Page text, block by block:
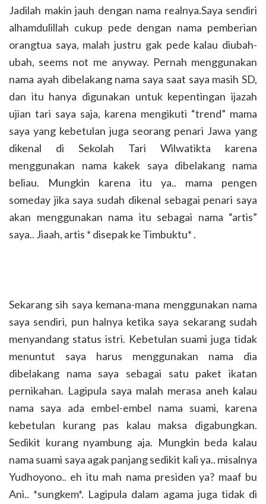
Jadilah makin jauh dengan nama realnya.Saya sendiri
alhamdulillah cukup pede dengan nama pemberian
orangtua saya, malah justru gak pede kalau diubah-
ubah, seems not me anyway. Pernah menggunakan
nama ayah dibelakang nama saya saat saya masih SD,
dan itu hanya digunakan untuk kepentingan ijazah
ujian tari saya saja, karena mengikuti “trend” mama
saya yang kebetulan juga seorang penari Jawa yang
dikenal di Sekolah Tari Wilwatikta karena
menggunakan nama kakek saya dibelakang nama
beliau. Mungkin karena itu ya.. mama pengen
someday jika saya sudah dikenal sebagai penari saya
akan menggunakan nama itu sebagai nama “artis”
saya.. Jiaah, artis * disepak ke Timbuktu* .
Sekarang sih saya kemana-mana menggunakan nama
saya sendiri, pun halnya ketika saya sekarang sudah
menyandang status istri. Kebetulan suami juga tidak
menuntut saya harus menggunakan nama dia
dibelakang nama saya sebagai satu paket ikatan
pernikahan. Lagipula saya malah merasa aneh kalau
nama saya ada embel-embel nama suami, karena
kebetulan kurang pas kalau maksa digabungkan.
Sedikit kurang nyambung aja. Mungkin beda kalau
nama suami saya agak panjang sedikit kali ya.. misalnya
Yudhoyono.. eh itu mah nama presiden ya? maaf bu
Ani.. *sungkem*. Lagipula dalam agama juga tidak di